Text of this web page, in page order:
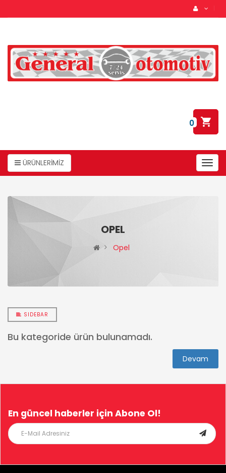
0
ÜRÜNLERİMİZ
OPEL
Opel
SIDEBAR
Bu kategoride ürün bulunamadı.
Devam
En güncel haberler için Abone Ol!